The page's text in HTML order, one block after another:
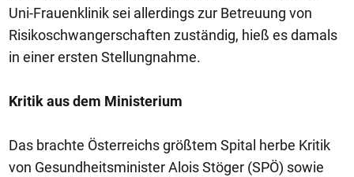
Uni-Frauenklinik sei allerdings zur Betreuung von
Risikoschwangerschaften zuständig, hieß es damals
in einer ersten Stellungnahme.
Kritik aus dem Ministerium
Das brachte Österreichs größtem Spital herbe Kritik
von Gesundheitsminister Alois Stöger (SPÖ) sowie